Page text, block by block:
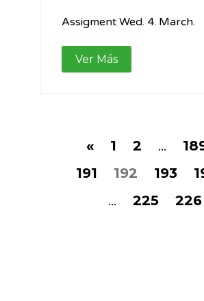
Assigment Wed. 4. March.
Ver Más
« 1 2 ...
191
192 193
...
225 226